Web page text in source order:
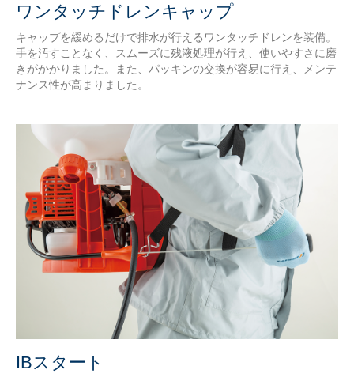
ワンタッチドレンキャップ
キャップを緩めるだけで排水が行えるワンタッチドレンを装備。
手を汚すことなく、スムーズに残液処理が行え、使いやすさに磨
きがかかりました。また、パッキンの交換が容易に行え、メンテ
ナンス性が高まりました。
IBスタート